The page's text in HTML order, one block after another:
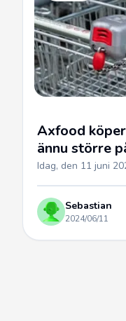
Axfood
ännu större
Idag, den 11 juni
Sebastian
2024/06/11